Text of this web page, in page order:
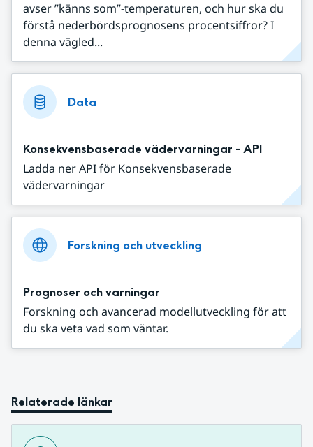
avser ”känns som”-temperaturen, och hur ska du
förstå nederbördsprognosens procentsiffror? I
denna vägled...
Data
Konsekvensbaserade vädervarningar - API
Ladda ner API för Konsekvensbaserade
vädervarningar
Forskning och utveckling
Prognoser och varningar
Forskning och avancerad modellutveckling för att
du ska veta vad som väntar.
Relaterade länkar